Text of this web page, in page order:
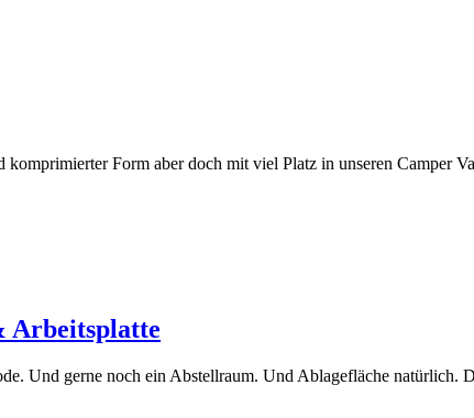
Form aber doch mit viel Platz in unseren Camper
Arbeitsplatte
Und gerne noch ein Abstellraum. Und Ablagefläche natürlich.